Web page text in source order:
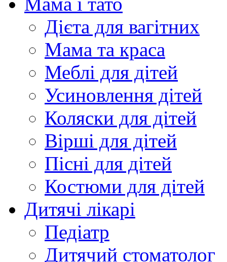
Дієта для вагітних
Мама та краса
Меблі для дітей
Усиновлення дітей
Коляски для дітей
Вірші для дітей
Пісні для дітей
Костюми для дітей
Дитячі лікарі
Педіатр
Дитячий стоматолог